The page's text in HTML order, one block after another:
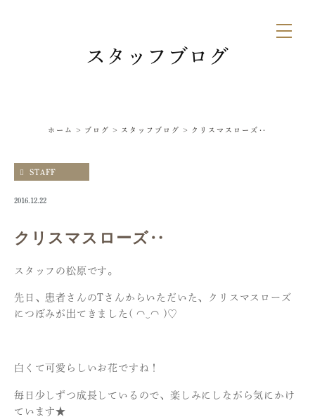
スタッフブログ
ホーム ブログ スタッフブログ クリスマスローズ‥
STAFF
2016.12.22
クリスマスローズ‥
スタッフの松原です。
先日、患者さんのTさんからいただいた、クリスマスローズ
につぼみが出てきました( ◠‿◠ )♡
白くて可愛らしいお花ですね！
毎日少しずつ成長しているので、楽しみにしながら気にかけ
ています★